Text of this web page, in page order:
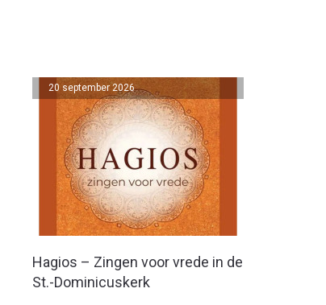
Hagios – Zingen voor vrede in de
St.-Dominicuskerk
20 september 2026